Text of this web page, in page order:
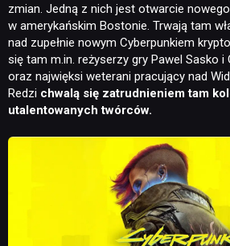
zmian. Jedną z nich jest otwarcie
w amerykańskim Bostonie. Trwają tam
nad zupełnie nowym Cyberpunkiem
się tam m.in. reżyserzy gry Pawel Sasko i
oraz najwięksi weterani pracujący nad
Redzi chwalą się zatrudnieniem tam
utalentowanych twórców.